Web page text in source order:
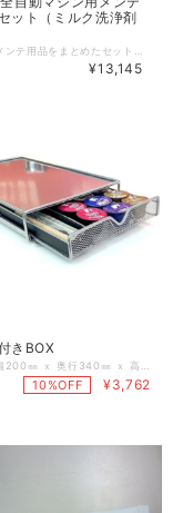
ット（ミルク洗浄剤
¥13,145
きBOX
10%OFF ¥3,762